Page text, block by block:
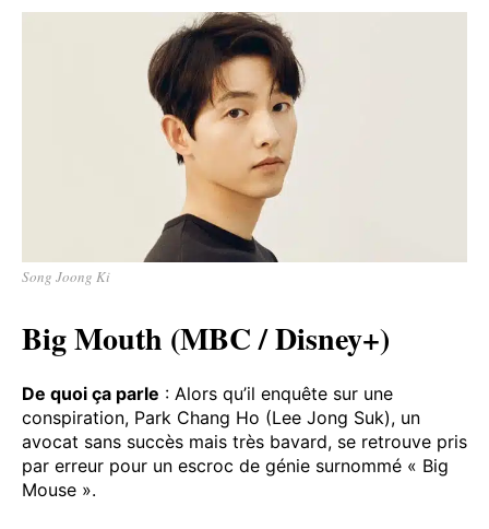
Song Joong Ki
Big Mouth (MBC / Disney+)
De quoi ça parle : Alors qu’il enquête sur une
conspiration, Park Chang Ho (Lee Jong Suk), un
avocat sans succès mais très bavard, se retrouve pris
par erreur pour un escroc de génie surnommé « Big
Mouse ».